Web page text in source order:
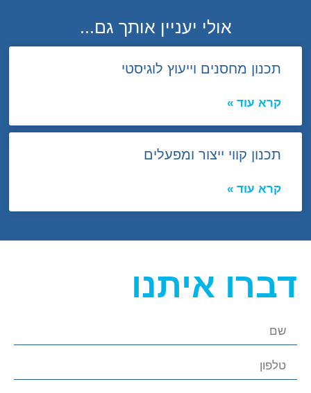
אולי יעניין אותך גם...
תכנון מחסנים וייעוץ לוגיסטי
קרא עוד »
תכנון קווי ייצור ומפעלים
קרא עוד »
דברו איתנו